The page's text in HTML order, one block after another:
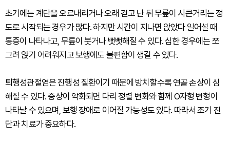
초기에는 계단을 오르내리거나 오래 걷고 난 뒤 무릎이 시큰거리는 정
도로 시작되는 경우가 많다. 하지만 시간이 지나면 앉았다 일어설 때
통증이 나타나고, 무릎이 붓거나 뻣뻣해질 수 있다. 심한 경우에는 쪼
그려 앉기 어려워지고 보행에도 불편함이 생길 수 있다.
퇴행성관절염은 진행성 질환이기 때문에 방치할수록 연골 손상이 심
해질 수 있다. 증상이 악화되면 다리 정렬 변화와 함께 O자형 변형이
나타날 수 있으며, 보행 장애로 이어질 가능성도 있다. 따라서 조기 진
단과 치료가 중요하다.